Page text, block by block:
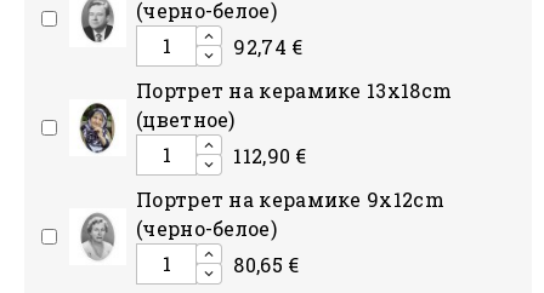
(черно-белое)
92,74 €
Портрет на керамике 13x18cm
(цветное)
112,90 €
Портрет на керамике 9x12cm
(черно-белое)
80,65 €